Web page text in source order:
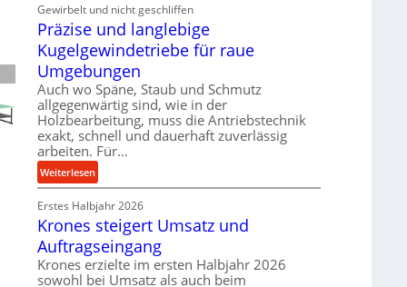
b
e
i
m
D
r
ü
c
k
p
r
o
z
e
s
u
g
l
g
e
w
i
n
d
e
t
r
i
e
b
Gewirbelt und nicht geschliffen
Präzise und langlebige
Kugelgewindetriebe für raue
Umgebungen
Auch wo Späne, Staub und Schmutz
allgegenwärtig sind, wie in der
Holzbearbeitung, muss die Antriebstechnik
exakt, schnell und dauerhaft zuverlässig
arbeiten. Für…
Weiterlesen:
P
r
ä
i
s
Erstes Halbjahr 2026
Krones steigert Umsatz und
Auftragseingang
Krones erzielte im ersten Halbjahr 2026
sowohl bei Umsatz als auch beim